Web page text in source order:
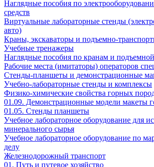
Наглядные пособия по
средств
Виртуальные лабораторные стенды
авто)
Краны, экскаваторы и подъемно-
Учебные тренажеры
Наглядные пособия по кранам и
Рабочие места (имитаторы) операторов
Стенды-планшеты и демонстрационные
Учебно-лабораторные стенды и комплексы
Физико-химические свойства горных
01.09. Демонстрационные модели макеты
01.05. Стенды планшеты
Учебное лабораторное оборудование для
минерального сырья
Учебное лабораторное оборудование по
делу
Железнодорожный транспорт
01. Путь и путевое хозяйство